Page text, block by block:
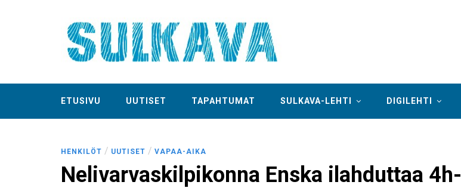
ETUSIVU UUTISET TAPAHTUMAT SULKAVA-LEHTI DIGILEHTI
HENKILÖT / UUTISET / VAPAA-AIKA
Nelivarvaskilpikonna Enska ilahduttaa 4h-